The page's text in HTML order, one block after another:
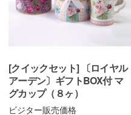
[クイックセット] 〔ロイヤル
アーデン〕ギフトBOX付 マ
グカップ（８ヶ）
ビジター販売価格